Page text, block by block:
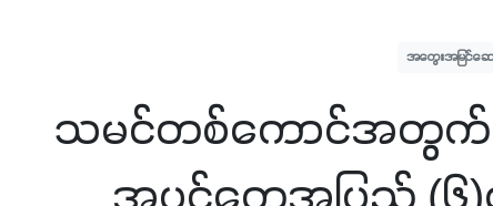
အတွေးအမြင်ဆော
သမင်တစ်ကောင်အတွက်